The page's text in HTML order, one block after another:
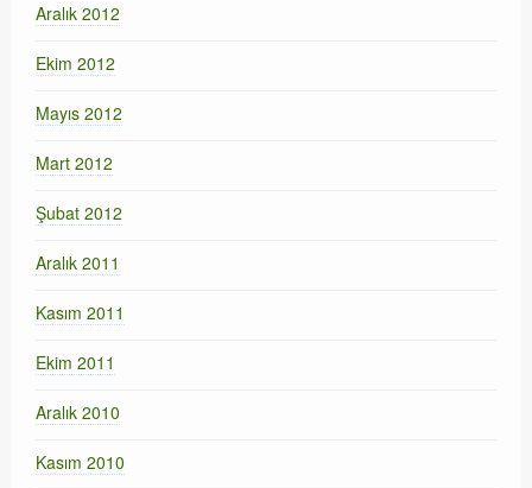
Aralık 2012
Ekim 2012
Mayıs 2012
Mart 2012
Şubat 2012
Aralık 2011
Kasım 2011
Ekim 2011
Aralık 2010
Kasım 2010